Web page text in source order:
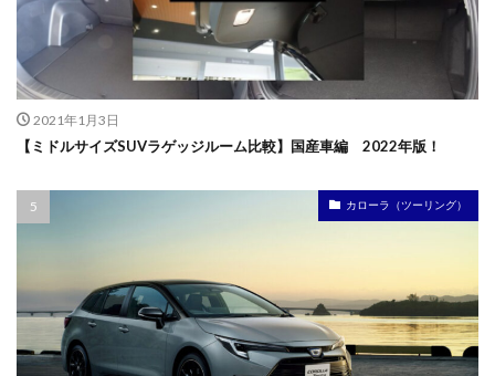
2021年1月3日
【ミドルサイズSUVラゲッジルーム比較】国産車編 2022年版！
カローラ（ツーリング）